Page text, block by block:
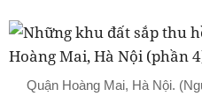
Quận Hoàng Mai, Hà Nội.